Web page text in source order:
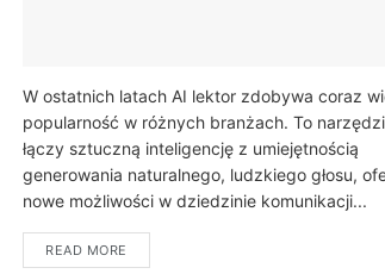
W ostatnich latach AI lektor zdobywa coraz
popularność w różnych branżach. To
łączy sztuczną inteligencję z umiejętnością
generowania naturalnego, ludzkiego głosu,
nowe możliwości w dziedzinie komunikacji...
READ MORE